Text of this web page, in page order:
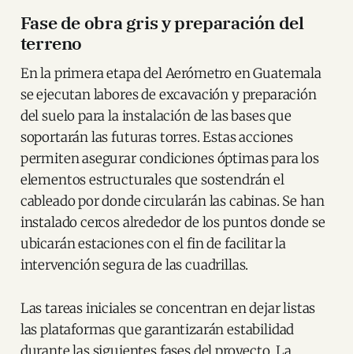
Fase de obra gris y preparación del
terreno
En la primera etapa del Aerómetro en Guatemala
se ejecutan labores de excavación y preparación
del suelo para la instalación de las bases que
soportarán las futuras torres. Estas acciones
permiten asegurar condiciones óptimas para los
elementos estructurales que sostendrán el
cableado por donde circularán las cabinas. Se han
instalado cercos alrededor de los puntos donde se
ubicarán estaciones con el fin de facilitar la
intervención segura de las cuadrillas.
Las tareas iniciales se concentran en dejar listas
las plataformas que garantizarán estabilidad